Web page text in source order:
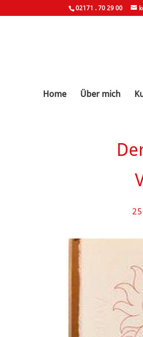
02171 . 70 29 00
Home Über mich